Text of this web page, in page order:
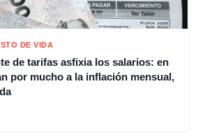
DE VIDA
de tarifas asfixia los salarios: en
por mucho a la inflación mensual,